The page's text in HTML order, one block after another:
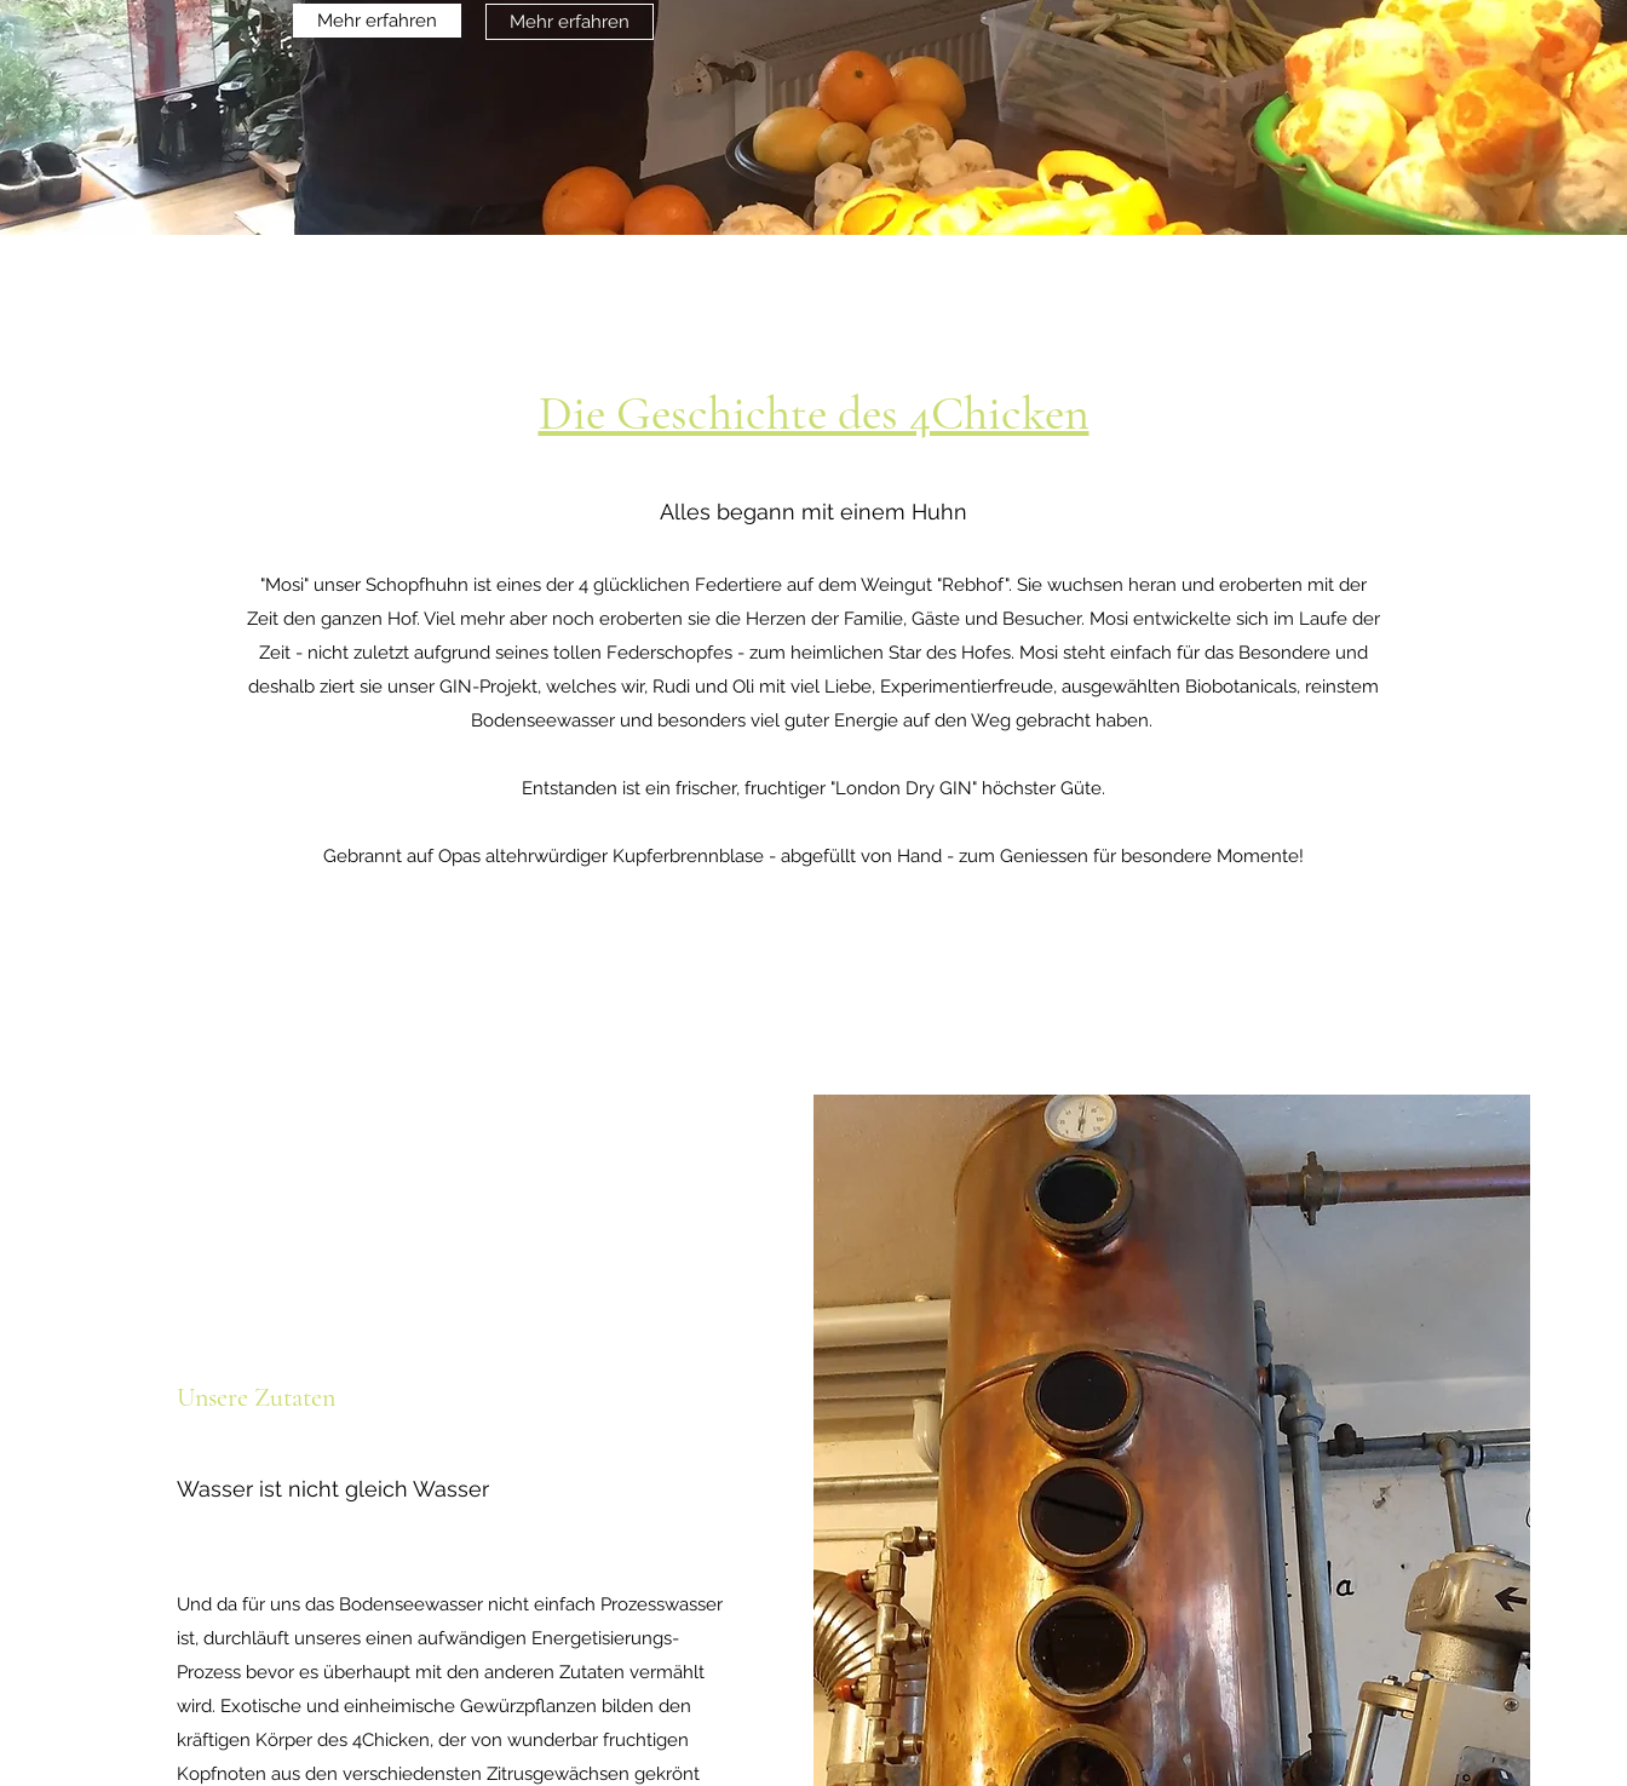
Mehr erfahren Mehr erfahren
Die Geschichte des 4Chicken
Alles begann mit einem Huhn
"Mosi" unser Schopfhuhn ist eines der 4 glücklichen Federtiere auf dem Weingut "Rebhof". Sie wuchsen heran und eroberten mit der
Zeit den ganzen Hof. Viel mehr aber noch eroberten sie die Herzen der Familie, Gäste und Besucher. Mosi entwickelte sich im Laufe der
Zeit - nicht zuletzt aufgrund seines tollen Federschopfes - zum heimlichen Star des Hofes. Mosi steht einfach für das Besondere und
deshalb ziert sie unser GIN-Projekt, welches wir, Rudi und Oli mit viel Liebe, Experimentierfreude, ausgewählten Biobotanicals, reinstem
Bodenseewasser und besonders viel guter Energie auf den Weg gebracht haben.
Entstanden ist ein frischer, fruchtiger "London Dry GIN" höchster Güte.
Gebrannt auf Opas altehrwürdiger Kupferbrennblase - abgefüllt von Hand - zum Geniessen für besondere Momente!
Unsere Zutaten
Wasser ist nicht gleich Wasser
Und da für uns das Bodenseewasser nicht einfach Prozesswasser
ist, durchläuft unseres einen aufwändigen Energetisierungs-
Prozess bevor es überhaupt mit den anderen Zutaten vermählt
wird. Exotische und einheimische Gewürzpflanzen bilden den
kräftigen Körper des 4Chicken, der von wunderbar fruchtigen
Kopfnoten aus den verschiedensten Zitrusgewächsen gekrönt